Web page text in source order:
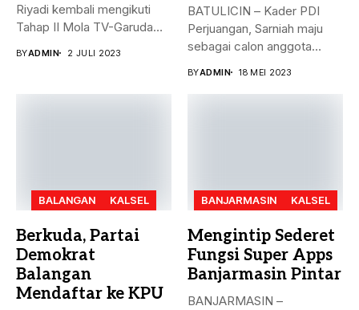
Riyadi kembali mengikuti
Tahap II Mola TV-Garuda
BYADMIN 2 JULI 2023
BATULICIN – Kader PDI
Perjuangan, Sarniah maju
sebagai calon anggota
BYADMIN 18 MEI 2023
BALANGAN KALSEL
Berkuda, Partai
Demokrat
Balangan
Mendaftar ke KPU
BANJARMASIN KALSEL
Mengintip Sederet
Fungsi Super Apps
Banjarmasin Pintar
BANJARMASIN –